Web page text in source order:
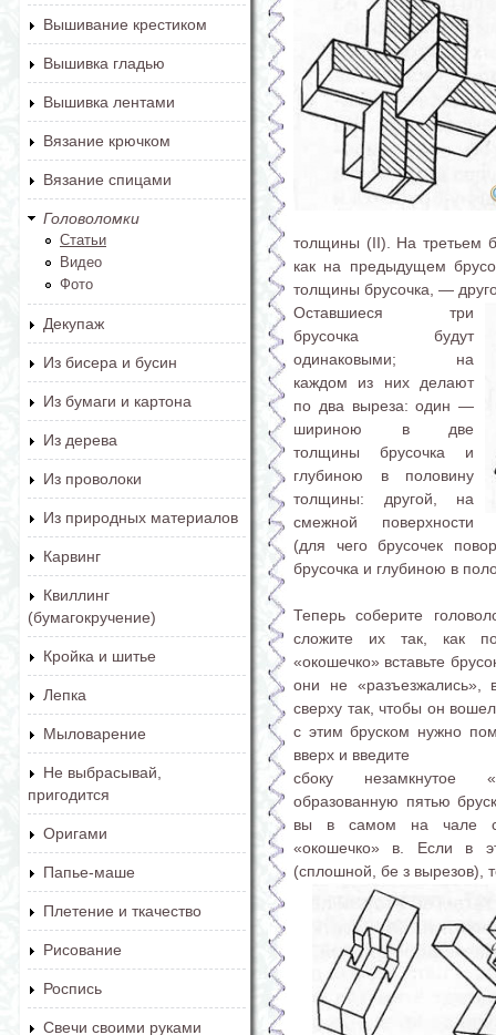
Вышивание крестиком
Вышивка гладью
Вышивка лентами
Вязание крючком
Вязание спицами
Головоломки
Статьи
Видео
Фото
Декупаж
Из бисера и бусин
Из бумаги и картона
Из дерева
Из проволоки
Из природных материалов
Карвинг
Квиллинг
(бумагокручение)
Кройка и шитье
Лепка
Мыловарение
Не выбрасывай,
пригодится
Оригами
Папье-маше
Плетение и ткачество
Рисование
Роспись
Свечи своими руками
толщины (II). На третьем
как на предыдущем
толщины брусочка, —
Оставшиеся три
брусочка будут
одинаковыми; на
каждом из них делают
по два выреза: один —
шириною в две
толщины брусочка и
глубиною в половину
толщины: другой, на
смежной поверхности
(для чего брусочек
брусочка и глубиною в
Теперь соберите
сложите их так, как
«окошечко» вставьте
они не «разъезжались»,
сверху так, чтобы он
с этим бруском нужно
вверх и введите
сбоку незамкнутое
образованную пятью
вы в самом на­ чале
«окошечко» в. Если в
(сплошной, бе з вырезов),